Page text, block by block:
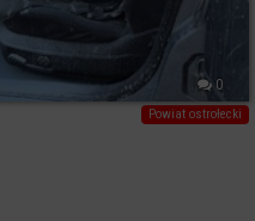
0
Powiat ostrołecki